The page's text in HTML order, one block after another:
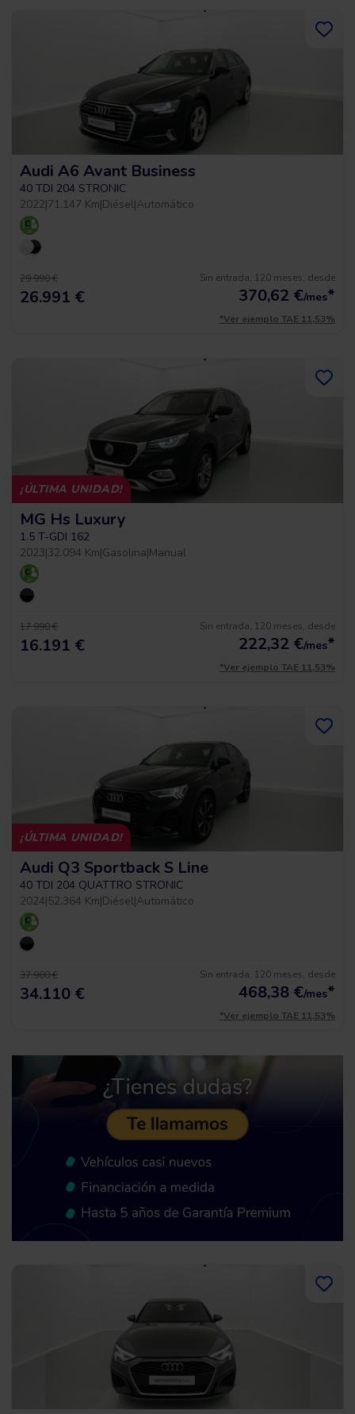
Audi A6 Avant Business
40 TDI 204 STRONIC
2022|71.147 Km|Diésel|Automático
29.990 €
26.991 €
Sin entrada, 120 meses, desde
370,62 €/mes*
*Ver ejemplo TAE 11,53%
¡ÚLTIMA UNIDAD!
MG Hs Luxury
1.5 T-GDI 162
2023|32.094 Km|Gasolina|Manual
17.990 €
16.191 €
Sin entrada, 120 meses, desde
222,32 €/mes*
*Ver ejemplo TAE 11,53%
¡ÚLTIMA UNIDAD!
Audi Q3 Sportback S Line
40 TDI 204 QUATTRO STRONIC
2024|52.364 Km|Diésel|Automático
37.900 €
34.110 €
Sin entrada, 120 meses, desde
468,38 €/mes*
*Ver ejemplo TAE 11,53%